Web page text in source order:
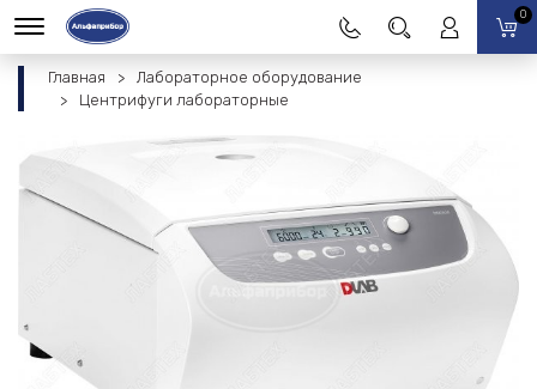
0
Главная
Лабораторное оборудование
Центрифуги лабораторные